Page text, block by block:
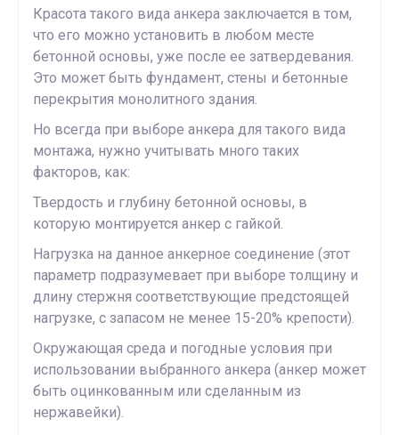
Красота такого вида анкера заключается в том,
что его можно установить в любом месте
бетонной основы, уже после ее затвердевания.
Это может быть фундамент, стены и бетонные
перекрытия монолитного здания.
Но всегда при выборе анкера для такого вида
монтажа, нужно учитывать много таких
факторов, как:
Твердость и глубину бетонной основы, в
которую монтируется анкер с гайкой.
Нагрузка на данное анкерное соединение (этот
параметр подразумевает при выборе толщину и
длину стержня соответствующие предстоящей
нагрузке, с запасом не менее 15-20% крепости).
Окружающая среда и погодные условия при
использовании выбранного анкера (анкер может
быть оцинкованным или сделанным из
нержавейки).